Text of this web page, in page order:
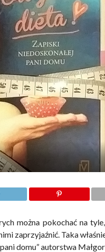
można pokochać na
zaprzyjaźnić. Taka
domu” autorstwa